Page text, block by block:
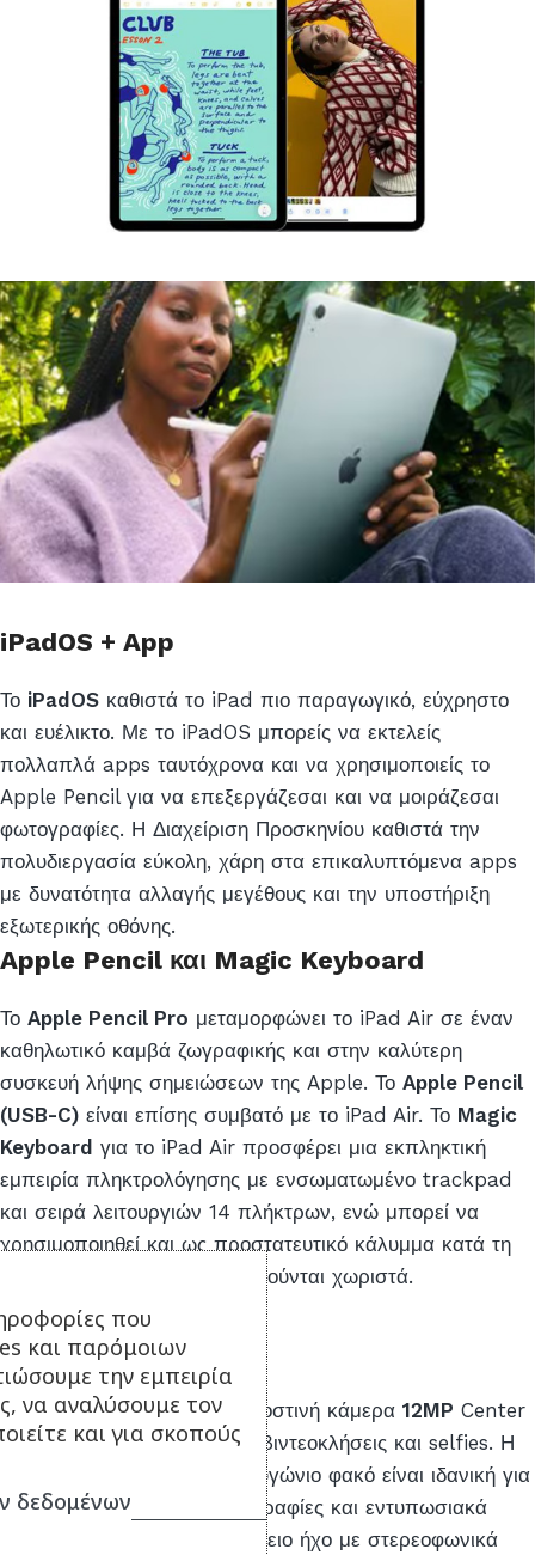
iPadOS + App
Το iPadOS καθιστά το iPad πιο παραγωγικό, εύχρηστο
και ευέλικτο. Με το iPadOS μπορείς να εκτελείς
πολλαπλά apps ταυτόχρονα και να χρησιμοποιείς το
Apple Pencil για να επεξεργάζεσαι και να μοιράζεσαι
φωτογραφίες. Η Διαχείριση Προσκηνίου καθιστά την
πολυδιεργασία εύκολη, χάρη στα επικαλυπτόμενα apps
με δυνατότητα αλλαγής μεγέθους και την υποστήριξη
εξωτερικής οθόνης.
Apple Pencil και Magic Keyboard
Το Apple Pencil Pro μεταμορφώνει το iPad Air σε έναν
καθηλωτικό καμβά ζωγραφικής και στην καλύτερη
συσκευή λήψης σημειώσεων της Apple. Το Apple Pencil
(USB-C) είναι επίσης συμβατό με το iPad Air. Το Magic
Keyboard για το iPad Air προσφέρει μια εκπληκτική
εμπειρία πληκτρολόγησης με ενσωματωμένο trackpad
και σειρά λειτουργιών 14 πλήκτρων, ενώ μπορεί να
χρησιμοποιηθεί και ως προστατευτικό κάλυμμα κατά τη
μεταφορά. Τα αξεσουάρ πωλούνται χωριστά.
Προηγμένες Κάμερες
ΤοiPad Airδιαθέτει μια μπροστινή κάμερα 12MP Center
Stage που είναι ιδανική για βιντεοκλήσεις και selfies. Η
πίσω κάμερα 12 MP με Ευρυγώνιο φακό είναι ιδανική για
να τραβάς αξέχαστες φωτογραφίες και εντυπωσιακά
βίντεο 4K. Και απόλαυσε τέλειο ήχο με στερεοφωνικά
που
και παρόμοιων
την εμπειρία
να αναλύσουμε τον
και για σκοπούς
δεδομένων